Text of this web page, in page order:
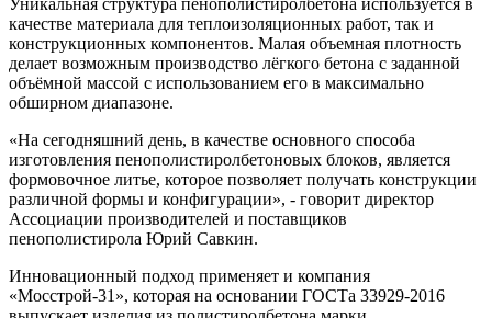
Уникальная структура пенополистиролбетона используется в
качестве материала для теплоизоляционных работ, так и
конструкционных компонентов. Малая объемная плотность
делает возможным производство лёгкого бетона с заданной
объёмной массой с использованием его в максимально
обширном диапазоне.
«На сегодняшний день, в качестве основного способа
изготовления пенополистиролбетоновых блоков, является
формовочное литье, которое позволяет получать конструкции
различной формы и конфигурации», - говорит директор
Ассоциации производителей и поставщиков
пенополистирола Юрий Савкин.
Инновационный подход применяет и компания
«Мосстрой-31», которая на основании ГОСТа 33929-2016